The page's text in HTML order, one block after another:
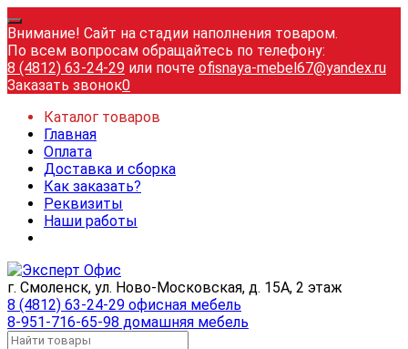
Внимание! Сайт на стадии наполнения товаром.
По всем вопросам обращайтесь по телефону:
8 (4812) 63-24-29 или почте ofisnaya-mebel67@yandex.ru
Заказать звонок0
Каталог товаров
Главная
Оплата
Доставка и сборка
Как заказать?
Реквизиты
Наши работы
г. Смоленск, ул. Ново-Московская, д. 15А, 2 этаж
8 (4812) 63-24-29 офисная мебель
8-951-716-65-98 домашняя мебель